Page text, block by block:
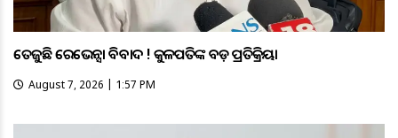
ତେଜୁଛି ରେଭେନ୍ସା ବିବାଦ ! କୁଳପତିଙ୍କ ବଡ଼ ପ୍ରତିକ୍ରିୟା
August 7, 2026 | 1:57 PM